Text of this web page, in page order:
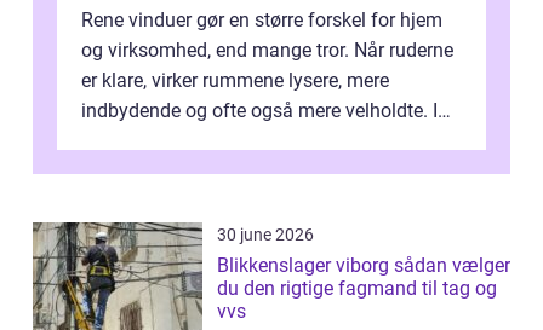
Rene vinduer gør en større forskel for hjem
og virksomhed, end mange tror. Når ruderne
er klare, virker rummene lysere, mere
indbydende og ofte også mere velholdte. I
30 june 2026
Blikkenslager viborg sådan vælger
du den rigtige fagmand til tag og
vvs